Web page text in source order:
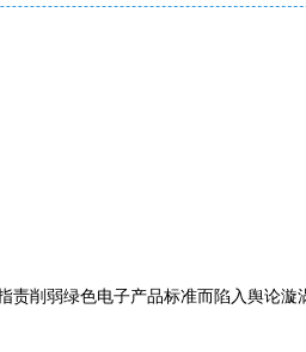
削弱绿色电子产品标准而陷入舆论漩